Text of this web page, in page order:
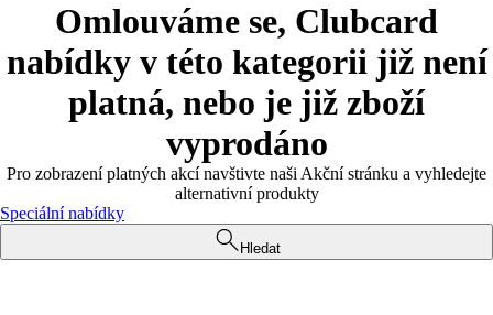
Omlouváme se, Clubcard
nabídky v této kategorii již není
platná, nebo je již zboží
vyprodáno
Pro zobrazení platných akcí navštivte naši Akční stránku a vyhledejte
alternativní produkty
Speciální nabídky
Hledat